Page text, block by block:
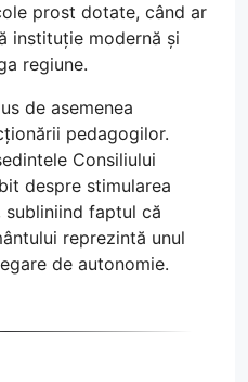
prost dotate, când ar
instituție modernă și
regiune.
de asemenea
pedagogilor.
Consiliului
despre stimularea
faptul că
reprezintă unul
de autonomie.